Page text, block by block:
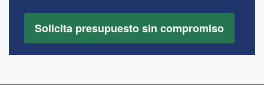
Solicita presupuesto sin compromiso